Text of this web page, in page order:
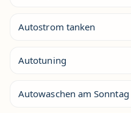
Autostrom tanken
Autotuning
Autowaschen am Sonntag